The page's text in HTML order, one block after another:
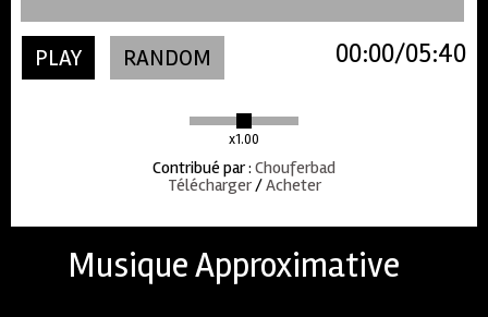
PLAY RANDOM
x1.00
05:40
00:00
Contribué par: Chouferbad
Télécharger/Acheter
Musique Approximative